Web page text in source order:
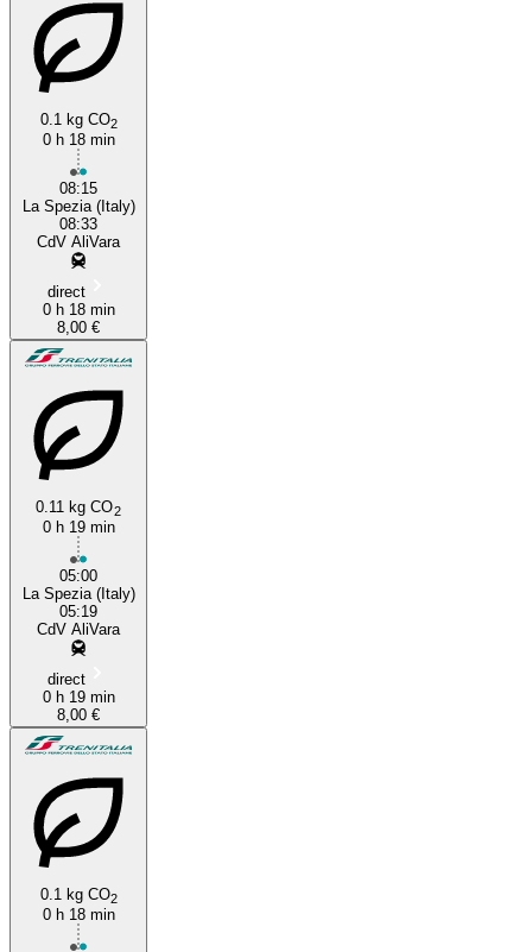
Vernazza
0.1 kg CO2
0 h 18 min
08:15
La Spezia (Italy)
08:33
CdV AliVara
direct
0 h 18 min
8,00 €
0.11 kg CO2
0 h 19 min
05:00
La Spezia (Italy)
05:19
CdV AliVara
direct
0 h 19 min
8,00 €
0.1 kg CO2
0 h 18 min